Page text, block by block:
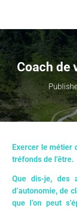
Coach de
Exercer le métier
tréfonds de l’être.
Que dis-je, des
d’autonomie, de
que l’on peut